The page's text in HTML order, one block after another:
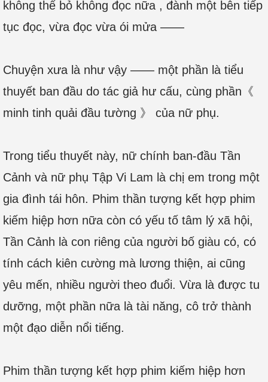
không thể bỏ không đọc nữa , đành một bên tiếp
tục đọc, vừa đọc vừa ói mửa ——
Chuyện xưa là như vậy —— một phần là tiểu
thuyết ban đầu do tác giả hư cấu, cùng phần《
minh tinh quải đầu tường 》 của nữ phụ.
Trong tiểu thuyết này, nữ chính ban-đầu Tần
Cảnh và nữ phụ Tập Vi Lam là chị em trong một
gia đình tái hôn. Phim thần tượng kết hợp phim
kiếm hiệp hơn nữa còn có yếu tố tâm lý xã hội,
Tần Cảnh là con riêng của người bố giàu có, có
tính cách kiên cường mà lương thiện, ai cũng
yêu mến, nhiều người theo đuổi. Vừa là được tu
dưỡng, một phần nữa là tài năng, cô trở thành
một đạo diễn nổi tiếng.
Phim thần tượng kết hợp phim kiếm hiệp hơn